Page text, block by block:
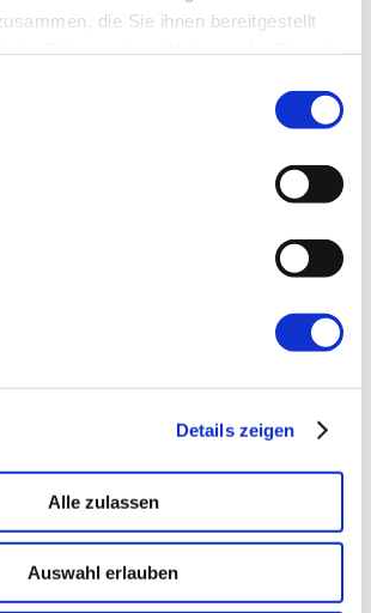
die Sie ihnen bereitgestellt
Details zeigen
Alle zulassen
Auswahl erlauben